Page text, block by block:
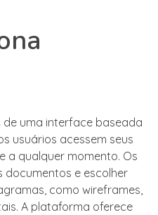
uma interface baseada
usuários acessem seus
a qualquer momento. Os
documentos e escolher
como wireframes,
A plataforma oferece